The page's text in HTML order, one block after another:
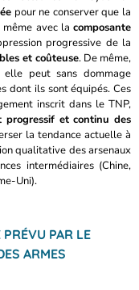
pour ne conserver que la
avec la composante
progressive de la
et coûteuse. De même,
elle peut sans dommage
dont ils sont équipés. Ces
inscrit dans le TNP,
progressif et continu des
la tendance actuelle à
qualitative des arsenaux
intermédiaires (Chine,
Uni).
PAR LE
ARMES